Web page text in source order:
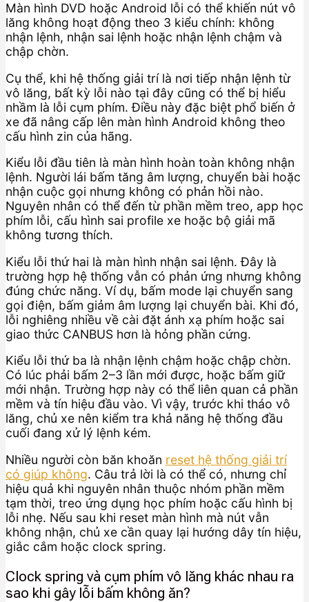
Màn hình DVD hoặc Android lỗi có thể khiến nút vô
lăng không hoạt động theo 3 kiểu chính: không
nhận lệnh, nhận sai lệnh hoặc nhận lệnh chậm và
chập chờn.
Cụ thể, khi hệ thống giải trí là nơi tiếp nhận lệnh từ
vô lăng, bất kỳ lỗi nào tại đây cũng có thể bị hiểu
nhầm là lỗi cụm phím. Điều này đặc biệt phổ biến ở
xe đã nâng cấp lên màn hình Android không theo
cấu hình zin của hãng.
Kiểu lỗi đầu tiên là màn hình hoàn toàn không nhận
lệnh. Người lái bấm tăng âm lượng, chuyển bài hoặc
nhận cuộc gọi nhưng không có phản hồi nào.
Nguyên nhân có thể đến từ phần mềm treo, app học
phím lỗi, cấu hình sai profile xe hoặc bộ giải mã
không tương thích.
Kiểu lỗi thứ hai là màn hình nhận sai lệnh. Đây là
trường hợp hệ thống vẫn có phản ứng nhưng không
đúng chức năng. Ví dụ, bấm mode lại chuyển sang
gọi điện, bấm giảm âm lượng lại chuyển bài. Khi đó,
lỗi nghiêng nhiều về cài đặt ánh xạ phím hoặc sai
giao thức CANBUS hơn là hỏng phần cứng.
Kiểu lỗi thứ ba là nhận lệnh chậm hoặc chập chờn.
Có lúc phải bấm 2–3 lần mới được, hoặc bấm giữ
mới nhận. Trường hợp này có thể liên quan cả phần
mềm và tín hiệu đầu vào. Vì vậy, trước khi tháo vô
lăng, chủ xe nên kiểm tra khả năng hệ thống đầu
cuối đang xử lý lệnh kém.
Nhiều người còn băn khoăn reset hệ thống giải trí
có giúp không. Câu trả lời là có thể có, nhưng chỉ
hiệu quả khi nguyên nhân thuộc nhóm phần mềm
tạm thời, treo ứng dụng học phím hoặc cấu hình bị
lỗi nhẹ. Nếu sau khi reset màn hình mà nút vẫn
không nhận, chủ xe cần quay lại hướng dây tín hiệu,
giắc cắm hoặc clock spring.
Clock spring và cụm phím vô lăng khác nhau ra
sao khi gây lỗi bấm không ăn?